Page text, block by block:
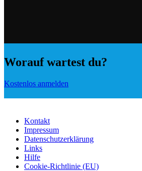
Worauf wartest du?
Kostenlos anmelden
Kontakt
Impressum
Datenschutzerklärung
Links
Hilfe
Cookie-Richtlinie (EU)